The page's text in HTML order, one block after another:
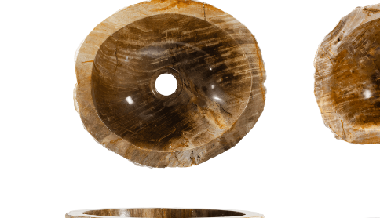
preço
original
era:
R$ 4.152,00.
preço
atual
é:
R$ 3.460,00.
R$